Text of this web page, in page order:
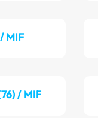
MIF
/ MIF